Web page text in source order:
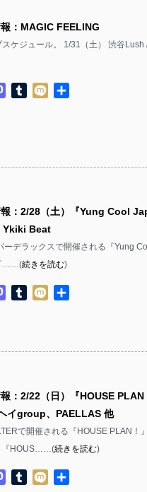
報：MAGIC FEELING
ケジュール。 1/31（土） 渋谷
Mastodon
TumblrMixi
報：2/28（土）『Yung Cool
Beat
デラックスで開催される『Yung
……(続きを読む)
Mastodon
TumblrMixi
報：2/22（日）『HOUSE
イgroup、PAELLAS 他
で開催される『HOUSE PLAN！
『HOUS……(続きを読む)
Mastodon
TumblrMixi